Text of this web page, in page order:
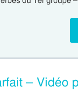
– Vidéo